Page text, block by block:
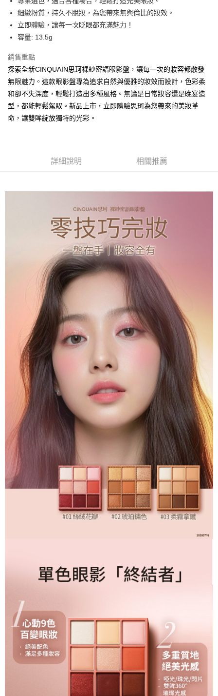
ATM付款
運送方式
全家取貨付款
每筆NT$85，滿NT$599(含以上)免運費
付款後全家取貨
7-11取貨付款
每筆NT$85，滿NT$599(含以上)免運費
每筆NT$85，滿NT$599(含以上)免運費
細緻粉質，持久不脫妝，為您帶來無與倫比的妝效。
立即體驗，讓每一次眨眼都充滿魅力！
容量: 13.5g
銷售重點
探索全新CINQUAIN思珂裸紗密語眼影盤，讓每一次的妝容都散發
無限魅力。這款眼影盤專為追求自然與優雅的妝效而設計，色彩柔
和卻不失深度，輕鬆打造出多種風格。無論是日常妝容還是晚宴造
型，都能輕鬆駕馭。新品上市，立即體驗思珂為您帶來的美妝革
命，讓雙眸綻放獨特的光彩。
詳細說明 相關推薦